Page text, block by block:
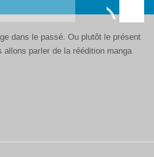
flèches
pour
augmenter
dans le passé. Ou plutôt le présent
allons parler de la réédition manga